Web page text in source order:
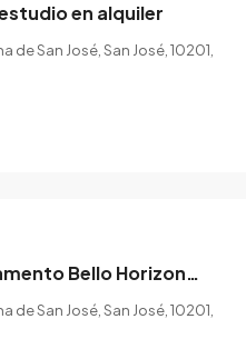
en alquiler
de San José, San José, 10201,
Alquiler amplio apartamento Bello Horizonte
de San José, San José, 10201,